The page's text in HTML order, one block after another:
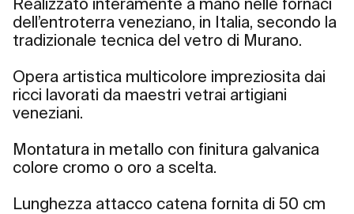
Realizzato interamente a mano nelle fornaci
dell’entroterra veneziano, in Italia, secondo la
tradizionale tecnica del vetro di Murano.
Opera artistica multicolore impreziosita dai
ricci lavorati da maestri vetrai artigiani
veneziani.
Montatura in metallo con finitura galvanica
colore cromo o oro a scelta.
Lunghezza attacco catena fornita di 50 cm